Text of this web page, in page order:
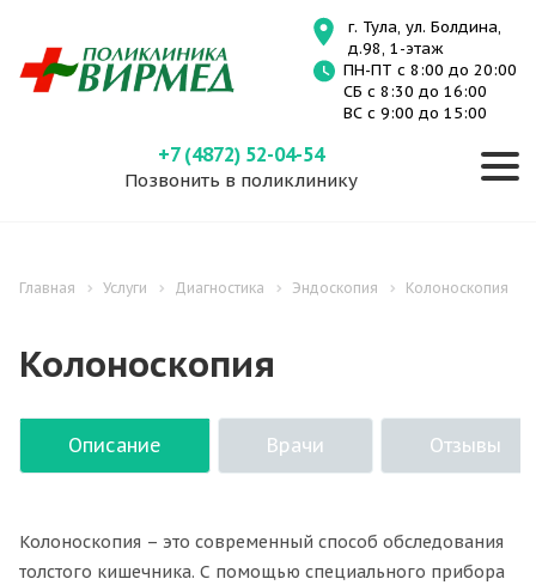
г. Тула, ул. Болдина,
д.98, 1-этаж
ПН-ПТ с 8:00 до 20:00
СБ с 8:30 до 16:00
ВС с 9:00 до 15:00
+7 (4872) 52-04-54
Позвонить в поликлинику
Главная Услуги Диагностика Эндоскопия Колоноскопия
Колоноскопия
Описание Врачи Отзывы
Колоноскопия – это современный способ обследования
толстого кишечника. С помощью специального прибора